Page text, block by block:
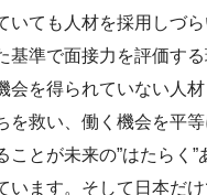
いても人材を採用しづ
基準で面接力を評価す
会を得られていない人材
を救い、働く機会を平
ことが未来の”はたらく”
います。そして日本だ